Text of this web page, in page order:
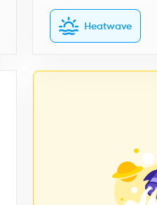
Heatwave